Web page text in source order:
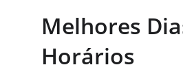
Melhores
Horários